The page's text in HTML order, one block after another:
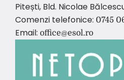
Pitești, Bld. Nicolae
Comenzi telefonice: 0745
Email: office@esol.ro